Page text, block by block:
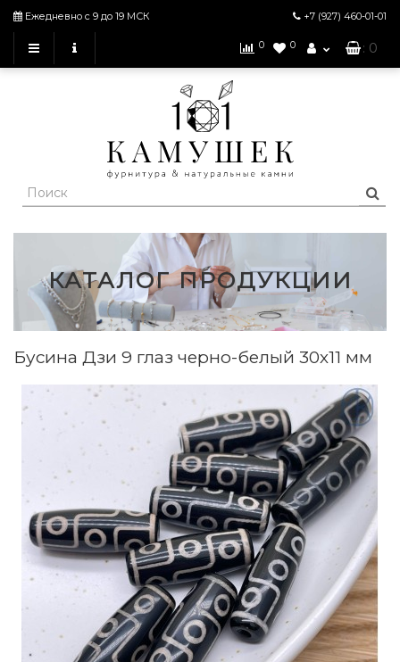
Ежедневно с 9 до 19 МСК +7 (927) 460-01-01
0 0 : 0
КАТАЛОГ ПРОДУКЦИИ
Бусина Дзи 9 глаз черно-белый 30х11 мм